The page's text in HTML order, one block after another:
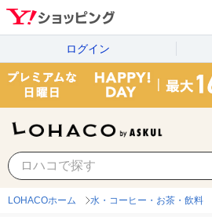
ログイン
LOHACOホーム 水・コーヒー・お茶・飲料